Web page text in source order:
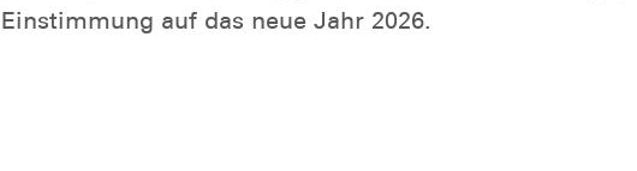
Einstimmung auf das neue Jahr 2026.